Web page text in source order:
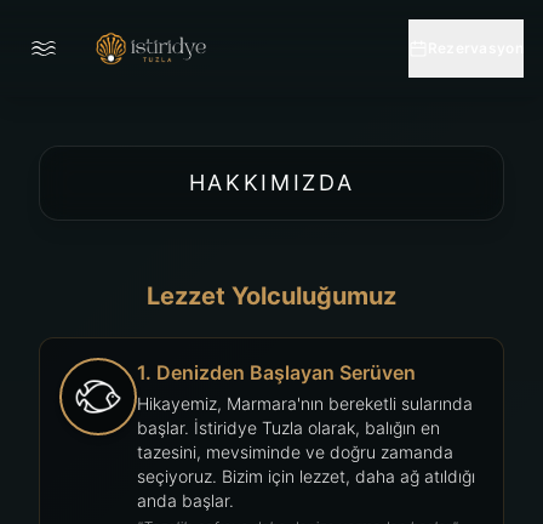
HAKKIMIZDA
Lezzet Yolculuğumuz
1. Denizden Başlayan Serüven
Hikayemiz, Marmara'nın bereketli sularında
başlar. İstiridye Tuzla olarak, balığın en
tazesini, mevsiminde ve doğru zamanda
seçiyoruz. Bizim için lezzet, daha ağ atıldığı
anda başlar.